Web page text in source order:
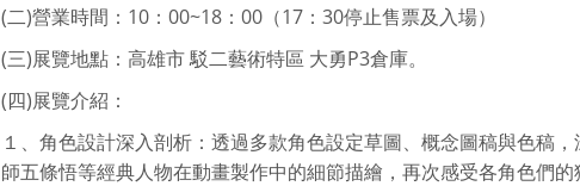
(二)營業時間：10：00~18：00（17：30停止售票及入場）
(三)展覽地點：高雄市 駁二藝術特區 大勇P3倉庫。
(四)展覽介紹：
１、角色設計深入剖析：透過多款角色設定草圖、概念圖稿與色稿
師五條悟等經典人物在動畫製作中的細節描繪，再次感受各角色們的